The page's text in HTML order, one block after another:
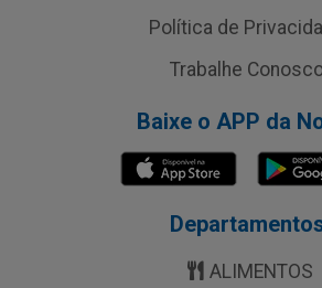
Política de
Trabalhe
Baixe o APP da
ALIMENTOS